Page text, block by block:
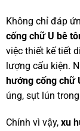
Không chỉ đáp
cống chữ U bê
việc thiết kế tiết
lượng cấu kiện.
hướng cống chữ
úng, sụt lún
Chính vì vậy, xu